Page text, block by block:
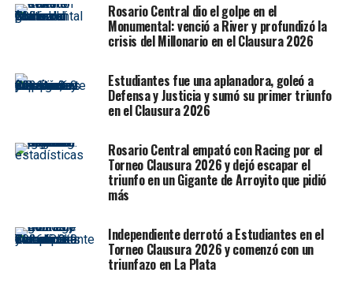
espacios y convirtió en sufrimiento permanente la
noche del conjunto rosarino. El 3-0 final incluso dejó la
sensación de que la diferencia pudo haber sido todavía
mayor.
Hubo además un trasfondo especial en la previa. El clima
institucional y simbólico en torno al trofeo que la AFA le
otorgó a Rosario Central por la tabla anual, una copa
que había generado disconformidad en el mundo Pincha.
Ese condimento estuvo presente en el ambiente del
Estudiantes se encargó de transformar toda esa tensión
en fútbol, intensidad y una superioridad muy marcada
dentro del campo.
Rosario Central dio el golpe en el
Monumental: venció a River y profundizó la
crisis del Millonario en el Clausura 2026
Estudiantes fue una aplanadora, goleó a
Defensa y Justicia y sumó su primer triunfo
en el Clausura 2026
Rosario Central empató con Racing por el
Torneo Clausura 2026 y dejó escapar el
triunfo en un Gigante de Arroyito que pidió
más
Independiente derrotó a Estudiantes en el
Torneo Clausura 2026 y comenzó con un
triunfazo en La Plata